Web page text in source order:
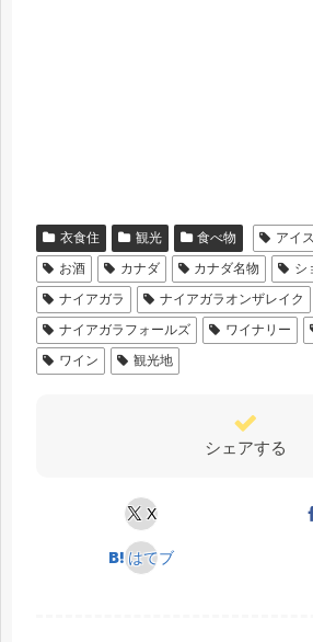
衣食住 観光 食べ物 アイ
お酒
カナダ カナダ名物
シ
ナイアガラ
ナイアガラオンザレイク
ナイアガラフォールズ
ワイナリー
ワイン
観光地
シェアする
X
はてブ